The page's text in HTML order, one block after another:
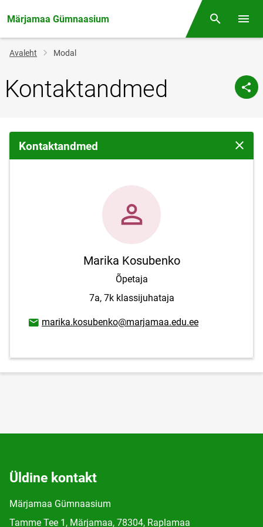
Märjamaa Gümnaasium Otsing
Jälglink
Avaleht Modal
Kontaktandmed
Kontaktandmed Sulge
Marika Kosubenko
Õpetaja
7a, 7k klassijuhataja
E-posti aadress
marika.kosubenko@marjamaa.edu.ee
Üldine kontakt
Märjamaa Gümnaasium
Tamme Tee 1, Märjamaa, 78304, Raplamaa